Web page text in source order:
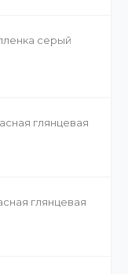
серый
глянцевая
глянцевая